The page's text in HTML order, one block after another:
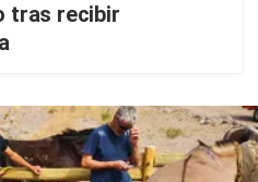
tras recibir